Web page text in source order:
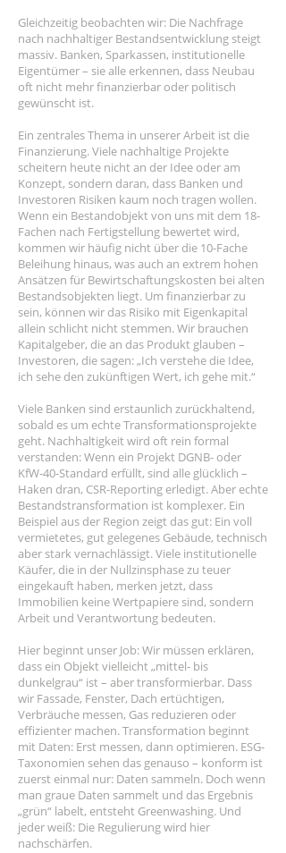
Gleichzeitig beobachten wir: Die Nachfrage
nach nachhaltiger Bestandsentwicklung steigt
massiv. Banken, Sparkassen, institutionelle
Eigentümer – sie alle erkennen, dass Neubau
oft nicht mehr finanzierbar oder politisch
gewünscht ist.
Ein zentrales Thema in unserer Arbeit ist die
Finanzierung. Viele nachhaltige Projekte
scheitern heute nicht an der Idee oder am
Konzept, sondern daran, dass Banken und
Investoren Risiken kaum noch tragen wollen.
Wenn ein Bestandobjekt von uns mit dem 18-
Fachen nach Fertigstellung bewertet wird,
kommen wir häufig nicht über die 10-Fache
Beleihung hinaus, was auch an extrem hohen
Ansätzen für Bewirtschaftungskosten bei alten
Bestandsobjekten liegt. Um finanzierbar zu
sein, können wir das Risiko mit Eigenkapital
allein schlicht nicht stemmen. Wir brauchen
Kapitalgeber, die an das Produkt glauben –
Investoren, die sagen: „Ich verstehe die Idee,
ich sehe den zukünftigen Wert, ich gehe mit.“
Viele Banken sind erstaunlich zurückhaltend,
sobald es um echte Transformationsprojekte
geht. Nachhaltigkeit wird oft rein formal
verstanden: Wenn ein Projekt DGNB- oder
KfW-40-Standard erfüllt, sind alle glücklich –
Haken dran, CSR-Reporting erledigt. Aber echte
Bestandstransformation ist komplexer. Ein
Beispiel aus der Region zeigt das gut: Ein voll
vermietetes, gut gelegenes Gebäude, technisch
aber stark vernachlässigt. Viele institutionelle
Käufer, die in der Nullzinsphase zu teuer
eingekauft haben, merken jetzt, dass
Immobilien keine Wertpapiere sind, sondern
Arbeit und Verantwortung bedeuten.
Hier beginnt unser Job: Wir müssen erklären,
dass ein Objekt vielleicht „mittel- bis
dunkelgrau“ ist – aber transformierbar. Dass
wir Fassade, Fenster, Dach ertüchtigen,
Verbräuche messen, Gas reduzieren oder
effizienter machen. Transformation beginnt
mit Daten: Erst messen, dann optimieren. ESG-
Taxonomien sehen das genauso – konform ist
zuerst einmal nur: Daten sammeln. Doch wenn
man graue Daten sammelt und das Ergebnis
„grün“ labelt, entsteht Greenwashing. Und
jeder weiß: Die Regulierung wird hier
nachschärfen.